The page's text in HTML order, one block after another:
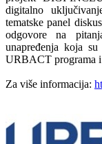
digitalno
tematske panel
odgovore na
unapređenja koja
URBACT programa
Za više informacija: